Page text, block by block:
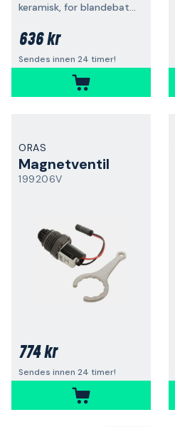
keramisk, for blandebatteri
636 kr
Sendes innen 24 timer!
ORAS
Magnetventil
199206V
774 kr
Sendes innen 24 timer!